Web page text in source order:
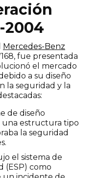
2004
Mercedes-Benz
fue presentada
el mercado
a su diseño
la seguridad y la
de diseño
una estructura tipo
la seguridad
el sistema de
(ESP) como